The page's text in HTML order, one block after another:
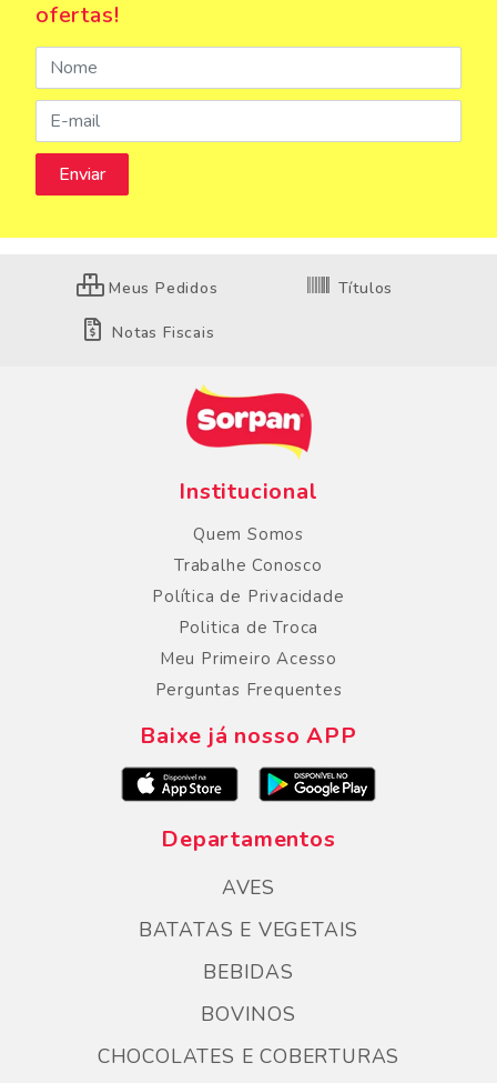
ofertas!
Meus Pedidos Títulos
Notas Fiscais
Institucional
Quem Somos
Trabalhe Conosco
Política de Privacidade
Politica de Troca
Meu Primeiro Acesso
Perguntas Frequentes
Baixe já nosso APP
Departamentos
AVES
BATATAS E VEGETAIS
BEBIDAS
BOVINOS
CHOCOLATES E COBERTURAS